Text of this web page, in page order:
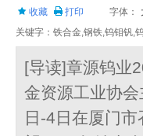
收藏 打印 字体：
关键字：铁合金,钢铁,钨钼钒,
[导读]章源钨业
金资源工业协
日-4日在厦门